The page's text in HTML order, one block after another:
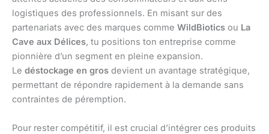
logistiques des professionnels. En misant sur des
partenariats avec des marques comme WildBiotics ou La
Cave aux Délices, tu positions ton entreprise comme
pionnière d’un segment en pleine expansion.
Le déstockage en gros devient un avantage stratégique,
permettant de répondre rapidement à la demande sans
contraintes de péremption.
Pour rester compétitif, il est crucial d’intégrer ces produits